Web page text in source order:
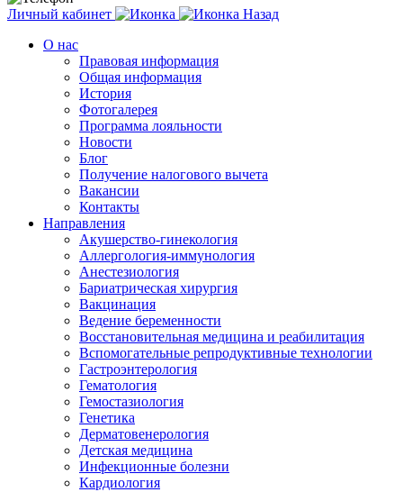
Личный кабинет
Назад
О нас
Правовая информация
Общая информация
История
Фотогалерея
Программа лояльности
Новости
Блог
Получение налогового вычета
Вакансии
Контакты
Направления
Акушерство-гинекология
Аллергология-иммунология
Анестезиология
Бариатрическая хирургия
Вакцинация
Ведение беременности
Восстановительная медицина и реабилитация
Вспомогательные репродуктивные технологии
Гастроэнтерология
Гематология
Гемостазиология
Генетика
Дерматовенерология
Детская медицина
Инфекционные болезни
Кардиология